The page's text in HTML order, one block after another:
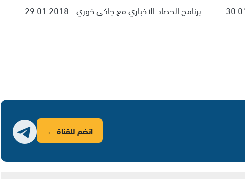
برنامج الحصاد الاخباري مع جاكي خوري - 29.01.2018
انضم للقناة ←